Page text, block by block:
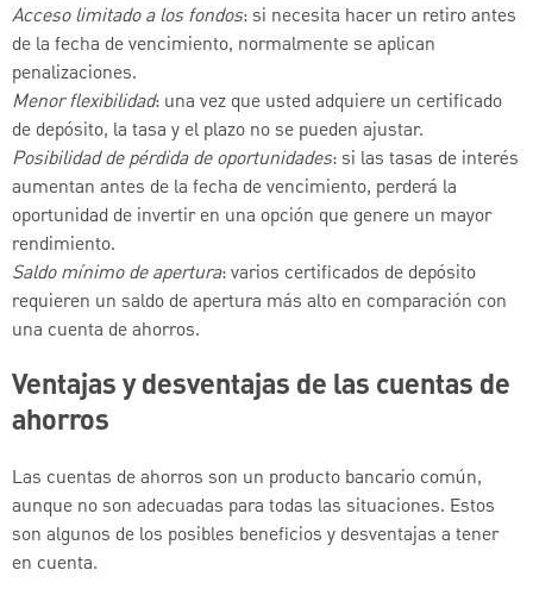
Acceso limitado a los fondos: si necesita hacer un retiro antes
de la fecha de vencimiento, normalmente se aplican
penalizaciones.
Menor flexibilidad: una vez que usted adquiere un certificado
de depósito, la tasa y el plazo no se pueden ajustar.
Posibilidad de pérdida de oportunidades: si las tasas de interés
aumentan antes de la fecha de vencimiento, perderá la
oportunidad de invertir en una opción que genere un mayor
rendimiento.
Saldo mínimo de apertura: varios certificados de depósito
requieren un saldo de apertura más alto en comparación con
una cuenta de ahorros.
Ventajas y desventajas de las cuentas de
ahorros
Las cuentas de ahorros son un producto bancario común,
aunque no son adecuadas para todas las situaciones. Estos
son algunos de los posibles beneficios y desventajas a tener
en cuenta.